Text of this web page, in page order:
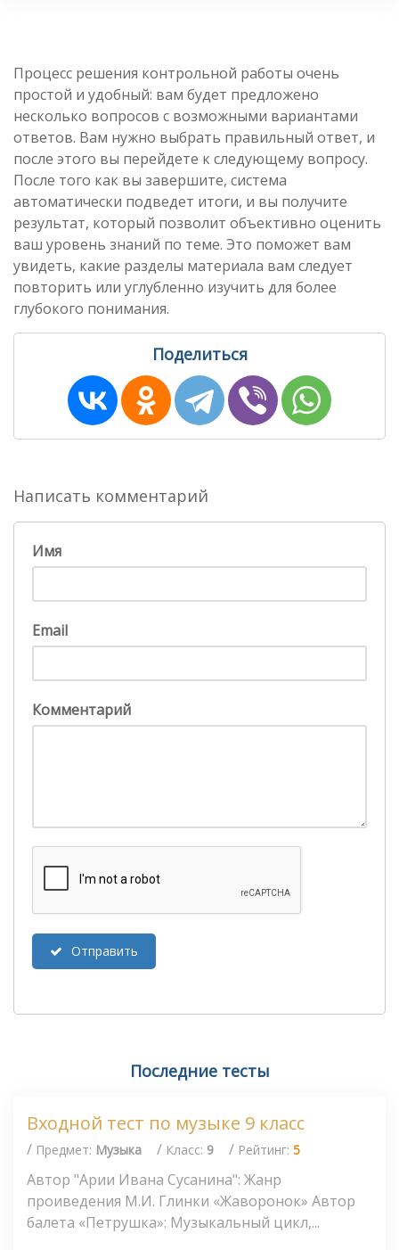
Процесс решения контрольной работы очень
простой и удобный: вам будет предложено
несколько вопросов с возможными вариантами
ответов. Вам нужно выбрать правильный ответ, и
после этого вы перейдете к следующему вопросу.
После того как вы завершите, система
автоматически подведет итоги, и вы получите
результат, который позволит объективно оценить
ваш уровень знаний по теме. Это поможет вам
увидеть, какие разделы материала вам следует
повторить или углубленно изучить для более
глубокого понимания.
Поделиться
Написать комментарий
Имя
Email
Комментарий
Отправить
Последние тесты
Входной тест по музыке 9 класс
/ Предмет: Музыка / Класс: 9 / Рейтинг: 5
Автор "Арии Ивана Сусанина": Жанр
проиведения М.И. Глинки «Жаворонок» Автор
балета «Петрушка»: Музыкальный цикл,...